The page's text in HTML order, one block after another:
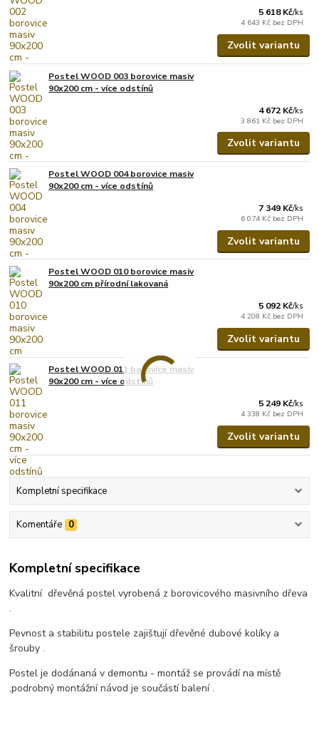
5 618 Kč/ks
4 643 Kč bez DPH
Zvolit variantu
Postel WOOD 003 borovice masiv
90x200 cm - více odstínů
4 672 Kč/ks
3 861 Kč bez DPH
Zvolit variantu
Postel WOOD 004 borovice masiv
90x200 cm - více odstínů
7 349 Kč/ks
6 074 Kč bez DPH
Zvolit variantu
Postel WOOD 010 borovice masiv
90x200 cm přírodní lakovaná
5 092 Kč/ks
4 208 Kč bez DPH
Zvolit variantu
Postel WOOD 011 borovice masiv
90x200 cm - více odstínů
5 249 Kč/ks
4 338 Kč bez DPH
Zvolit variantu
Kompletní specifikace
Komentáře 0
Kompletní specifikace
Kvalitní dřevěná postel vyrobená z borovicového masivního dřeva
.
Pevnost a stabilitu postele zajištují dřevěné dubové kolíky a
šrouby .
Postel je dodánaná v demontu - montáž se provádí na místě
,podrobný montážní návod je součástí balení .